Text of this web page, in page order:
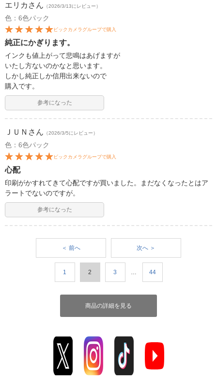
エリカ さん （2026/3/13にレビュー）
色：6色パック
ビックカメラグループで購入
純正にかぎります。
インクも値上がって悲鳴はあげますが
いたし方ないのかなと思います。
しかし純正しか信用出来ないので
購入です。
参考になった
ＪＵＮ さん （2026/3/5にレビュー）
色：6色パック
ビックカメラグループで購入
心配
印刷がかすれてきて心配ですが買いました。まだなくなったとはア
ラートでないのですが。
参考になった
＜ 前へ 次へ ＞
1 2 3 44
商品の詳細を見る